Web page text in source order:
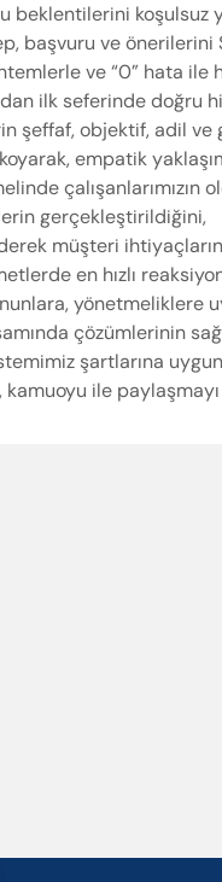
Enter’a basıp
beklentilerini koşulsuz
başvuru ve
ve “0” hata
ilk seferinde doğru
şeffaf, objektif, adil ve
empatik
çalışanlarımızın
gerçekleştirildiğini,
müşteri
en hızlı
yönetmeliklere
çözümlerinin
şartlarına
ile